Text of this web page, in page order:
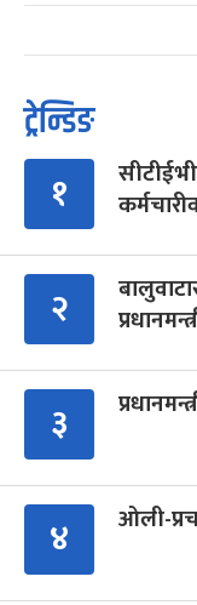
ट्रेन्डिङ
१
२
३
४ ओली-